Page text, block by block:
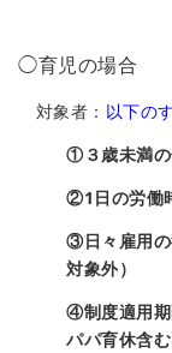
◯育児の場合
対象者： 以下の
①３歳未満の
②1日の労働
③日々雇用の
対象外）
④制度適用期
パパ育休含む